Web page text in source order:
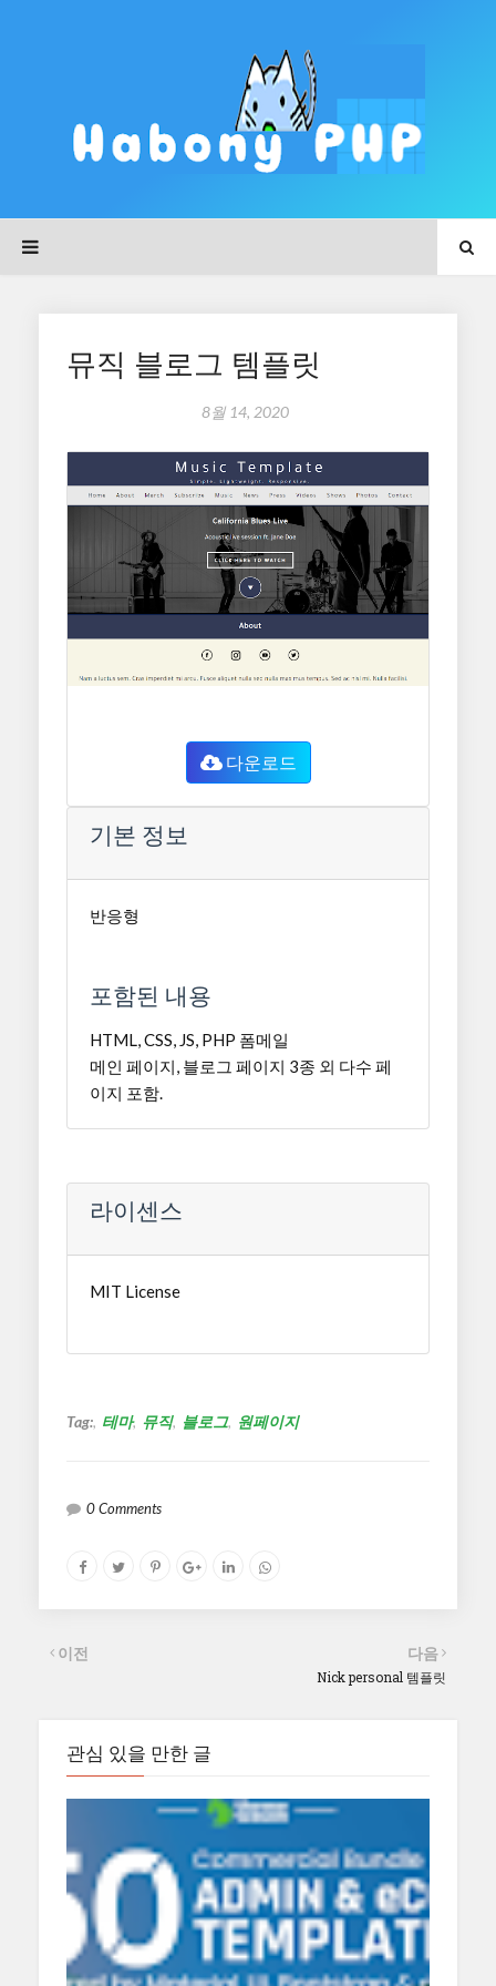
뮤직 블로그 템플릿
8월 14, 2020
다운로드
기본 정보
반응형
포함된 내용
HTML, CSS, JS, PHP 폼메일
메인 페이지, 블로그 페이지 3종 외 다수 페
이지 포함.
라이센스
MIT License
Tag: 테마 뮤직 블로그 원페이지
0 Comments
다음
Nick personal 템플릿
이전
관심 있을 만한 글